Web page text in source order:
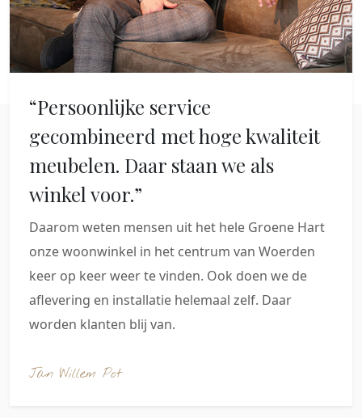
“Persoonlijke service
gecombineerd met hoge kwaliteit
meubelen. Daar staan we als
winkel voor.”
Daarom weten mensen uit het hele Groene Hart
onze woonwinkel in het centrum van Woerden
keer op keer weer te vinden. Ook doen we de
aflevering en installatie helemaal zelf. Daar
worden klanten blij van.
Jan Willem Pot